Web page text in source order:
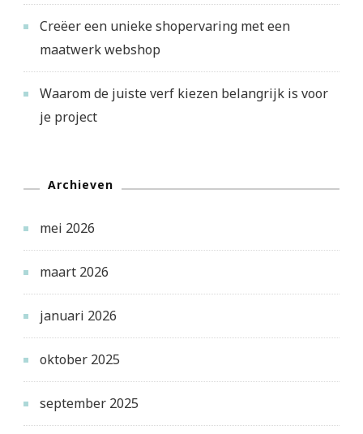
Creëer een unieke shopervaring met een
maatwerk webshop
Waarom de juiste verf kiezen belangrijk is voor
je project
Archieven
mei 2026
maart 2026
januari 2026
oktober 2025
september 2025